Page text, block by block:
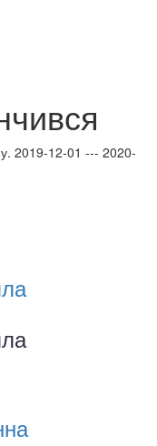
2019-12-01 --- 2020-